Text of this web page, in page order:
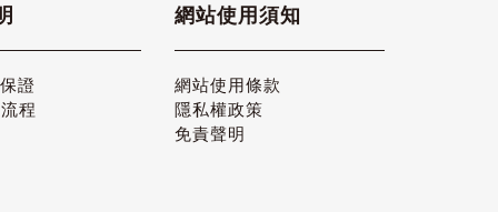
證
程
網站使用須知
網站使用條款
隱私權政策
免責聲明